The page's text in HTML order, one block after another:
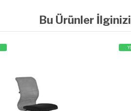
Bu Ürünler